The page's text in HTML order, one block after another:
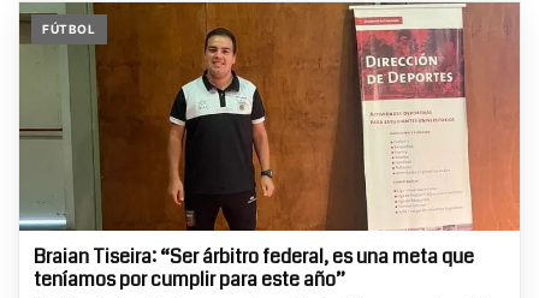
FÚTBOL
Braian Tiseira: “Ser árbitro federal, es una meta que
teníamos por cumplir para este año”